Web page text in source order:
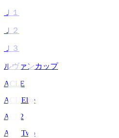
Ｊ１
Ｊ２
Ｊ３
ルヴァンカップ
ACLE
ACL Elite
ACL2
ACL Two